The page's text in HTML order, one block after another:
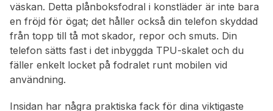
väskan. Detta plånboksfodral i konstläder är inte bara
en fröjd för ögat; det håller också din telefon skyddad
från topp till tå mot skador, repor och smuts. Din
telefon sätts fast i det inbyggda TPU-skalet och du
fäller enkelt locket på fodralet runt mobilen vid
användning.
Insidan har några praktiska fack för dina viktigaste